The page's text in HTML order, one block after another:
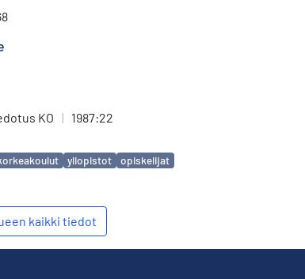
KO | 1987:22
yliopistot opiskelijat
kaikki tiedot